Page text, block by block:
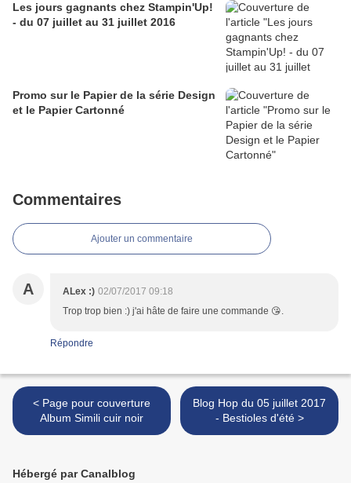
Les jours gagnants chez Stampin'Up!
- du 07 juillet au 31 juillet 2016
Promo sur le Papier de la série Design
et le Papier Cartonné
Commentaires
Ajouter un commentaire
A ALex :) 02/07/2017 09:18
Trop trop bien :) j'ai hâte de faire une commande 😘.
Répondre
< Page pour couverture
Album Simili cuir noir
Blog Hop du 05 juillet 2017
- Bestioles d'été >
Hébergé par Canalblog